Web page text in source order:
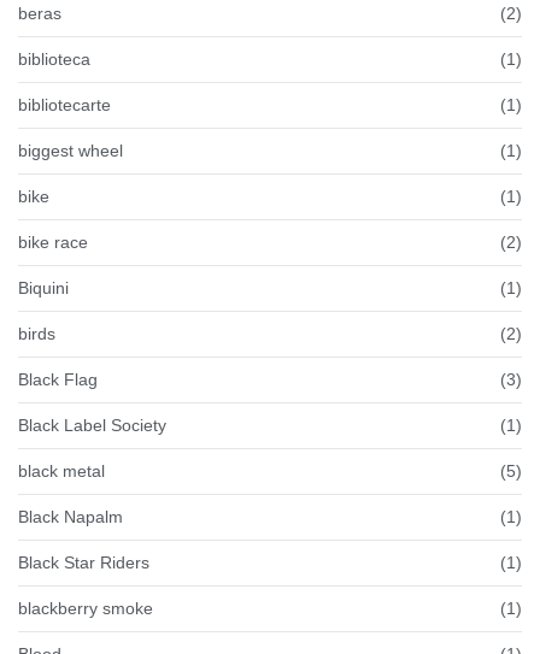
beras (2)
biblioteca (1)
bibliotecarte (1)
biggest wheel (1)
bike (1)
bike race (2)
Biquini (1)
birds (2)
Black Flag (3)
Black Label Society (1)
black metal (5)
Black Napalm (1)
Black Star Riders (1)
blackberry smoke (1)